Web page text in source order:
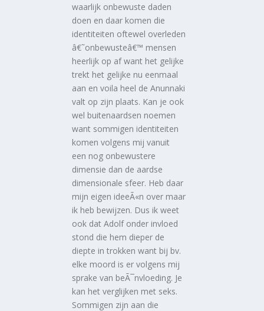
waarlijk onbewuste daden
doen en daar komen die
identiteiten oftewel overleden
â€˜onbewusteâ€™ mensen
heerlijk op af want het gelijke
trekt het gelijke nu eenmaal
aan en voila heel de Anunnaki
valt op zijn plaats. Kan je ook
wel buitenaardsen noemen
want sommigen identiteiten
komen volgens mij vanuit
een nog onbewustere
dimensie dan de aardse
dimensionale sfeer. Heb daar
mijn eigen ideeÃ«n over maar
ik heb bewijzen. Dus ik weet
ook dat Adolf onder invloed
stond die hem dieper de
diepte in trokken want bij bv.
elke moord is er volgens mij
sprake van beÃ¯nvloeding. Je
kan het verglijken met seks.
Sommigen zijn aan die